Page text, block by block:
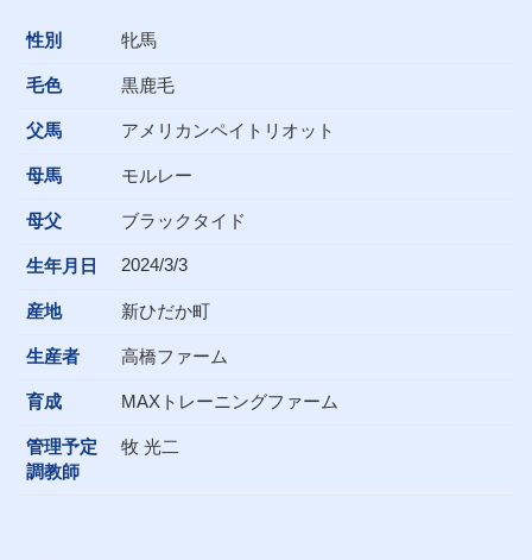
性別 牝馬
毛色 黒鹿毛
父馬 アメリカンペイトリオット
母馬 モルレー
母父 ブラックタイド
生年月日 2024/3/3
産地 新ひだか町
生産者 高橋ファーム
育成 MAXトレーニングファーム
管理予定
調教師
牧 光二